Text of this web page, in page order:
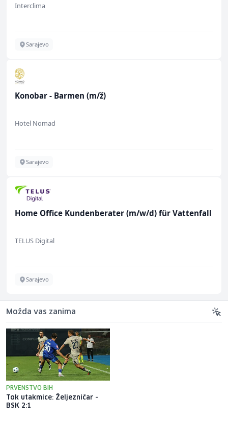
Interclima
Sarajevo
Konobar - Barmen (m/ž)
Hotel Nomad
Sarajevo
Home Office Kundenberater (m/w/d) für Vattenfall
TELUS Digital
Sarajevo
Možda vas zanima
PRVENSTVO BIH
Tok utakmice: Željezničar -
BSK 2:1